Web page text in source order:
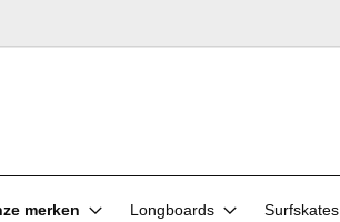
merken Longboards Surfskates